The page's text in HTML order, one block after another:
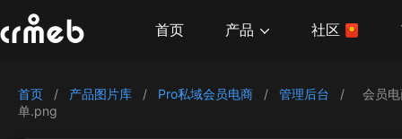
首页 产品 社区
首页 / 产品图片库 / Pro私域会员电商 / 管理后台 /
会员
单.png